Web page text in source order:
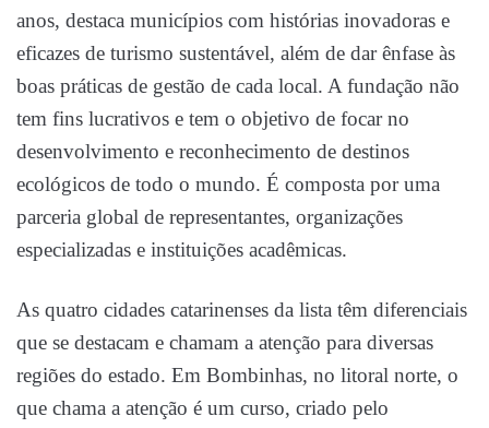
anos, destaca municípios com histórias inovadoras e
eficazes de turismo sustentável, além de dar ênfase às
boas práticas de gestão de cada local. A fundação não
tem fins lucrativos e tem o objetivo de focar no
desenvolvimento e reconhecimento de destinos
ecológicos de todo o mundo. É composta por uma
parceria global de representantes, organizações
especializadas e instituições acadêmicas.
As quatro cidades catarinenses da lista têm diferenciais
que se destacam e chamam a atenção para diversas
regiões do estado. Em Bombinhas, no litoral norte, o
que chama a atenção é um curso, criado pelo